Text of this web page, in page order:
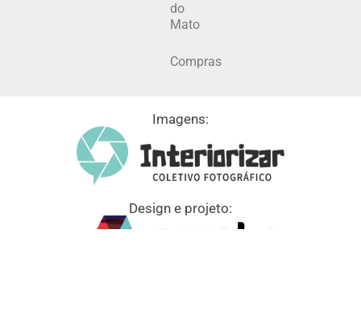
do
Mato
Compras
Imagens:
Design e projeto: